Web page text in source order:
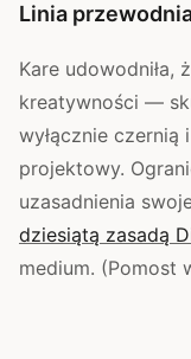
Linia
Kare udowodniła,
kreatywności —
wyłącznie
projektowy.
uzasadnienia
dziesiątą zasadą
medium. (Pomost